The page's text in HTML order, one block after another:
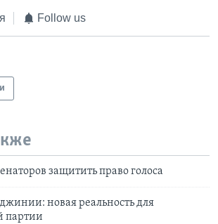
Follow us
защитить право голоса
новая реальность для
партии